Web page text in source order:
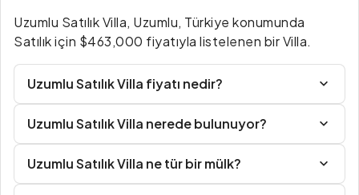
Uzumlu Satılık Villa, Uzumlu, Türkiye konumunda
Satılık için $463,000 fiyatıyla listelenen bir Villa.
Uzumlu Satılık Villa fiyatı nedir?
Uzumlu Satılık Villa nerede bulunuyor?
Uzumlu Satılık Villa ne tür bir mülk?